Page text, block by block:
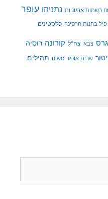
רשתות ארגוניות נתניהו עופר
פיל בחנות חרסינה פלסטינים
צבא צה"ל קורונה רוסיה
שרית אונגר משיח תהילים